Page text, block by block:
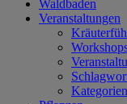
Waldbaden
Veranstaltungen
Kategorien